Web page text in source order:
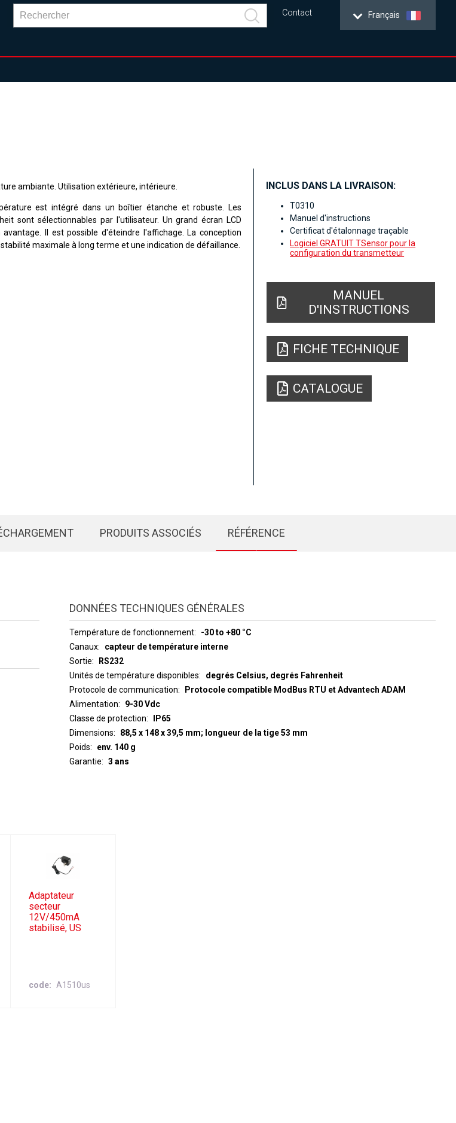
Français
Contact
ambiante. Utilisation extérieure, intérieure.
est intégré dans un boîtier étanche et robuste. Les
sont sélectionnables par l'utilisateur. Un grand écran LCD
Il est possible d'éteindre l'affichage. La conception
maximale à long terme et une indication de défaillance.
INCLUS DANS LA LIVRAISON:
T0310
Manuel d'instructions
Certificat d'étalonnage traçable
Logiciel GRATUIT TSensor pour la
configuration du transmetteur
MANUEL
D'INSTRUCTIONS
FICHE TECHNIQUE
CATALOGUE
PRODUITS ASSOCIÉS RÉFÉRENCE
DONNÉES TECHNIQUES GÉNÉRALES
Température de fonctionnement
-30 to +80 °C
Canaux
capteur de température interne
Sortie
RS232
Unités de température disponibles
degrés Celsius, degrés Fahrenheit
Protocole de communication
Protocole compatible ModBus RTU et Advantech ADAM
Alimentation
9-30 Vdc
Classe de protection
IP65
Dimensions
88,5 x 148 x 39,5 mm; longueur de la tige 53 mm
Poids
env. 140 g
Garantie
3 ans
Adaptateur
secteur
12V/450mA
stabilisé, US
code A1510us